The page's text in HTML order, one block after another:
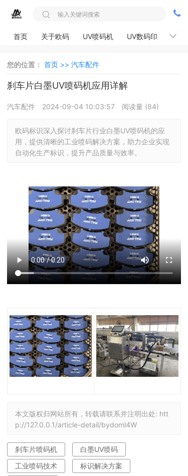
首页 关于欧码 UV喷码机 UV数码印刷机
您的位置： 首页 >> 汽车配件
刹车片白墨UV喷码机应用详解
汽车配件 2024-09-04 10:03:57 阅读量 (84)
欧码标识深入探讨刹车片行业白墨UV喷码机的应
用，提供清晰的工业喷码解决方案，助力企业实现
自动化生产标识，提升产品质量与效率。
本文版权归网站所有，转载请联系并注明出处: htt
p://127.0.0.1/article-detail/bydoml4W
刹车片喷码机
白墨UV喷码
工业喷码技术
标识解决方案